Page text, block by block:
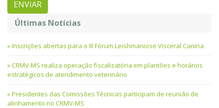
Últimas Notícias
Inscrições abertas para o III Fórum Leishmaniose Visceral Canina
CRMV-MS realiza operação fiscalizatória em plantões e horários
estratégicos de atendimento veterinário
Presidentes das Comissões Técnicas participam de reunião de
alinhamento no CRMV-MS